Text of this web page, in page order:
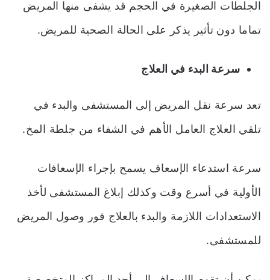
الجلطات الصغيرة في الحجم قد يشفى منها المريض
تماما دون تأثير يذكر على الحالة الصحية للمريض.
سرعة البدء في العلاج
تعد سرعة نقل المريض إلى المستشفى والبدء في
تلقي العلاج العامل الأهم في الشفاء من جلطة المخ.
سرعة استدعاء الإسعاف يسمح بإجراء الإسعافات
الأولية في أسرع وقت وكذلك إبلاغ المستشفى لأخذ
الاستعدادات اللازمة والبدء بالعلاج فور وصول المريض
للمستشفى.